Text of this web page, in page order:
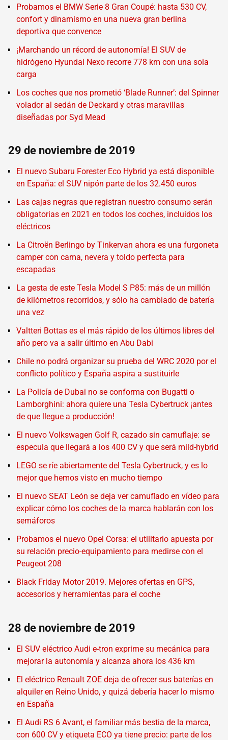
Probamos el BMW Serie 8 Gran Coupé: hasta 530 CV,
confort y dinamismo en una nueva gran berlina
deportiva que convence
¡Marchando un récord de autonomía! El SUV de
hidrógeno Hyundai Nexo recorre 778 km con una sola
carga
Los coches que nos prometió ‘Blade Runner’: del Spinner
volador al sedán de Deckard y otras maravillas
diseñadas por Syd Mead
29 de noviembre de 2019
El nuevo Subaru Forester Eco Hybrid ya está disponible
en España: el SUV nipón parte de los 32.450 euros
Las cajas negras que registran nuestro consumo serán
obligatorias en 2021 en todos los coches, incluidos los
eléctricos
La Citroën Berlingo by Tinkervan ahora es una furgoneta
camper con cama, nevera y toldo perfecta para
escapadas
La gesta de este Tesla Model S P85: más de un millón
de kilómetros recorridos, y sólo ha cambiado de batería
una vez
Valtteri Bottas es el más rápido de los últimos libres del
año pero va a salir último en Abu Dabi
Chile no podrá organizar su prueba del WRC 2020 por el
conflicto político y España aspira a sustituirle
La Policía de Dubai no se conforma con Bugatti o
Lamborghini: ahora quiere una Tesla Cybertruck ¡antes
de que llegue a producción!
El nuevo Volkswagen Golf R, cazado sin camuflaje: se
especula que llegará a los 400 CV y que será mild-hybrid
LEGO se ríe abiertamente del Tesla Cybertruck, y es lo
mejor que hemos visto en mucho tiempo
El nuevo SEAT León se deja ver camuflado en vídeo para
explicar cómo los coches de la marca hablarán con los
semáforos
Probamos el nuevo Opel Corsa: el utilitario apuesta por
su relación precio-equipamiento para medirse con el
Peugeot 208
Black Friday Motor 2019. Mejores ofertas en GPS,
accesorios y herramientas para el coche
28 de noviembre de 2019
El SUV eléctrico Audi e-tron exprime su mecánica para
mejorar la autonomía y alcanza ahora los 436 km
El eléctrico Renault ZOE deja de ofrecer sus baterías en
alquiler en Reino Unido, y quizá debería hacer lo mismo
en España
El Audi RS 6 Avant, el familiar más bestia de la marca,
con 600 CV y etiqueta ECO ya tiene precio: parte de los